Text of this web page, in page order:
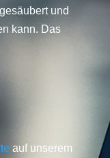
und
kann. Das
auf unserem